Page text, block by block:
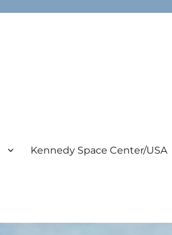
Kennedy Space Center/USA